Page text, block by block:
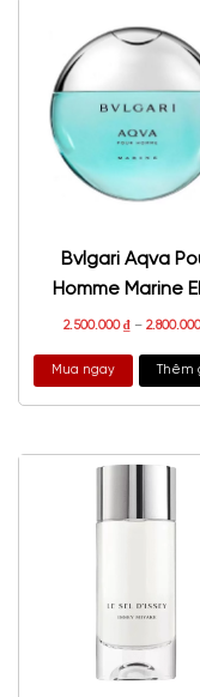
Bvlgari Aqva
Homme Marine
2.500.000₫–
Mua ngay Thêm